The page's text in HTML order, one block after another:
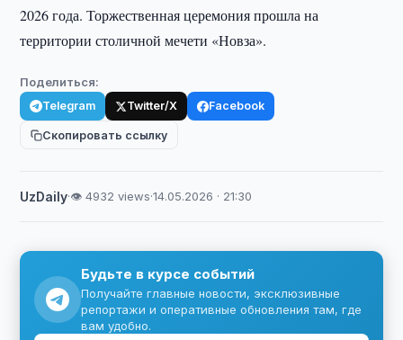
2026 года. Торжественная церемония прошла на
территории столичной мечети «Новза».
Поделиться:
Telegram Twitter/X Facebook
Скопировать ссылку
UzDaily·👁 4932 views·14.05.2026 · 21:30
Будьте в курсе событий
Получайте главные новости, эксклюзивные
репортажи и оперативные обновления там, где
вам удобно.